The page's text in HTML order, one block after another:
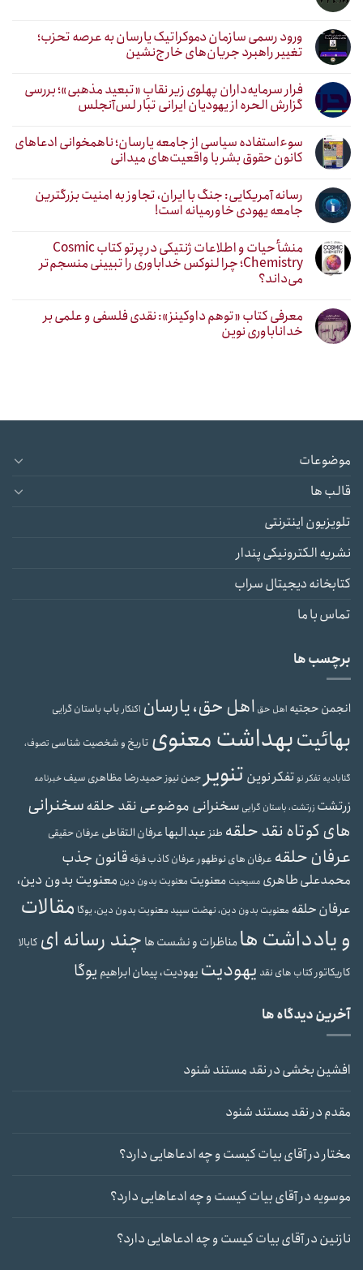
ورود رسمی سازمان دموکراتیک یارسان به عرصه تحزب؛
تغییر راهبرد جریان‌های خارج‌نشین
فرار سرمایه‌داران پهلوی زیر نقابِ «تبعید مذهبی»؛ بررسی
گزارش الحره از یهودیان ایرانی تبار لس‌آنجلس
سوءاستفاده سیاسی از جامعه یارسان؛ ناهمخوانی ادعاهای
کانون حقوق بشر با واقعیت‌های میدانی
رسانه آمریکایی: جنگ با ایران، تجاوز به امنیت بزرگترین
جامعه یهودی خاورمیانه است!
منشأ حیات و اطلاعات ژنتیکی در پرتو کتاب Cosmic
Chemistry؛ چرا لنوکس خداباوری را تبیینی منسجم‌تر
می‌داند؟
معرفی کتاب «توهم داوکینز»: نقدی فلسفی و علمی بر
خداناباوری نوین
موضوعات
قالب ها
تلویزیون اینترنتی
نشریه الکترونیکی پندار
کتابخانه دیجیتال سراب
تماس با ما
برچسب ها
انجمن حجتیه اهل حق اهل حق، یارسان اکنکارباب باستان گرایی
بهائیتبهداشت معنوی تاریخ و شخصیت شناسی تصوف،
گنابادیه تفکر نوتفکر نوین تنویر جمن نیوزحمیدرضا مظاهری سیفخبرنامه
زرتشت زرتشت، باستان گرایی سخنرانی موضوعی نقد حلقهسخنرانی
های کوتاه نقد حلقه طنزعبدالبهاعرفان التقاطی عرفان حقیقی
عرفان حلقه عرفان های نوظهورعرفان کاذبفرقه قانون جذب
محمدعلی طاهری مسیحیت معنویت معنویت بدون دین معنویت بدون دین،
عرفان حلقه معنویت بدون دین، نهضت سپیدمعنویت بدون دین، یوگا مقالات
و یادداشت هامناظرات و نشست ها چند رسانه ای کابالا
کاریکاتورکتاب های نقد یهودیت یهودیت، پیمان ابراهیم یوگا
آخرین دیدگاه ها
افشین بخشیدرنقد مستند شنود
مقدمدرنقد مستند شنود
مختاردرآقای بیات کیست و چه ادعاهایی دارد؟
موسویهدرآقای بیات کیست و چه ادعاهایی دارد؟
نازنیندرآقای بیات کیست و چه ادعاهایی دارد؟